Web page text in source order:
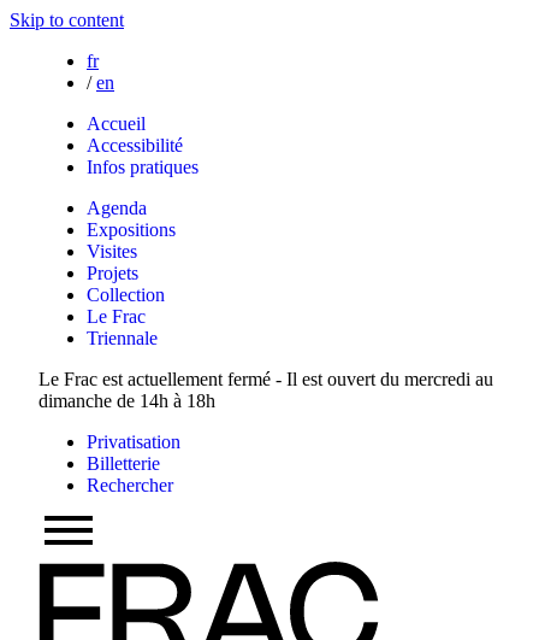
Skip to content
fr
/ en
Accueil
Accessibilité
Infos pratiques
Agenda
Expositions
Visites
Projets
Collection
Le Frac
Triennale
Le Frac est actuellement fermé - Il est ouvert du mercredi au
dimanche de 14h à 18h
Privatisation
Billetterie
Rechercher